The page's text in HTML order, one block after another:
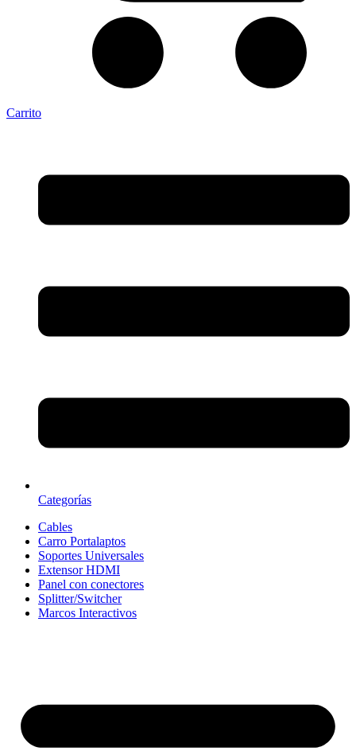
Carrito
Categorías
Cables
Carro Portalaptos
Soportes Universales
Extensor HDMI
Panel con conectores
Splitter/Switcher
Marcos Interactivos